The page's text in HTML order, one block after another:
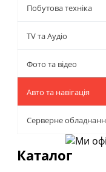
Побутова техніка
TV та Аудіо
Фото та відео
Авто та навігація
Серверне
Каталог